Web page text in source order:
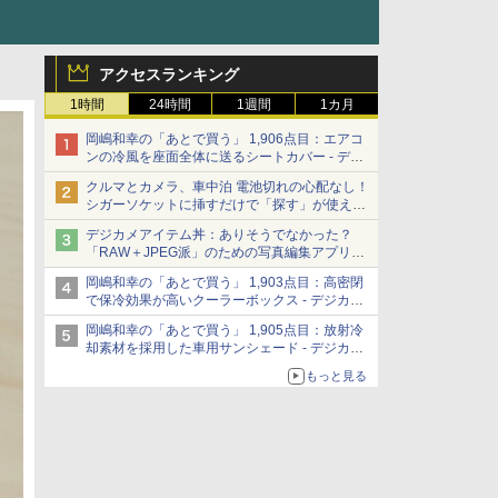
アクセスランキング
1時間 24時間 1週間 1カ月
岡嶋和幸の「あとで買う」 1,906点目：エアコ
ンの冷風を座面全体に送るシートカバー - デジ
カメ Watch
クルマとカメラ、車中泊 電池切れの心配なし！
シガーソケットに挿すだけで「探す」が使える
スマートタグ - デジカメ Watch
デジカメアイテム丼：ありそうでなかった？
「RAW＋JPEG派」のための写真編集アプリ
カメラデフォルトのJPEGを大切にする
「Filmator」
岡嶋和幸の「あとで買う」 1,903点目：高密閉
で保冷効果が高いクーラーボックス - デジカメ
Watch
岡嶋和幸の「あとで買う」 1,905点目：放射冷
却素材を採用した車用サンシェード - デジカメ
もっと見る